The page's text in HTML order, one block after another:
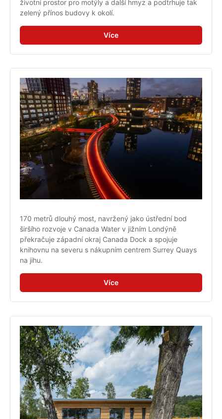
životní prostor pro motýly a další hmyz a podtrhuje tak
zelený přínos budovy k okolí.
Více
170 metrů dlouhý most, navržený jako ústřední bod
širšího rozvoje v Canada Water v jižním Londýně
překračuje západní okraj Canada Dock a spojuje
knihovnu na severu s nákupním centrem Surrey Quays
na jihu.
Více